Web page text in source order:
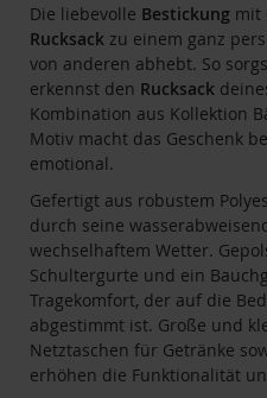
Die liebevolle Bestickung mit
Rucksack zu einem ganz
von anderen abhebt. So
erkennst den Rucksack
Kombination aus Kollektion
Motiv macht das Geschenk
emotional.
Gefertigt aus robustem
durch seine
wechselhaftem Wetter.
Schultergurte und ein
Tragekomfort, der auf die
abgestimmt ist. Große und
Netztaschen für Getränke
erhöhen die Funktionalität